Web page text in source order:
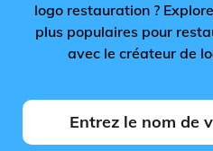
logo restauration ?
plus populaires pour
avec le créateur de